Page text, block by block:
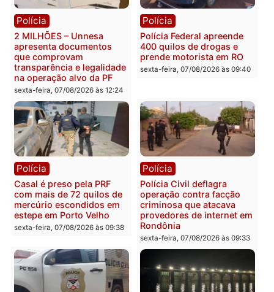
Política
Marcos Rogério apresenta
Plano de Governo com
228 projetos, metas
públicas e
acompanhamento de
resultados
sexta-feira, 07/08/2026 às 18:49
Política
Eleições 2026: Pastor
Evanildo pode ser o
primeiro pastor de
Rondônia na Câmara
Polícia
2 MILHÕES – Unnesa
apresenta documentos
transparência e legalidade
na operação alvo da PF
sexta-feira, 07/08/2026 às 12:24
Polícia
Polícia Federal apreende
400 quilos de drogas e
prende motorista em RO
sexta-feira, 07/08/2026 às